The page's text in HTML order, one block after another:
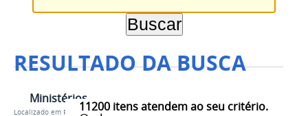
RESULTADO DA BUSCA
11200itens atendem ao seu critério.
Ministérios
Localizado em Presidência /…/Ernesto Geisel /